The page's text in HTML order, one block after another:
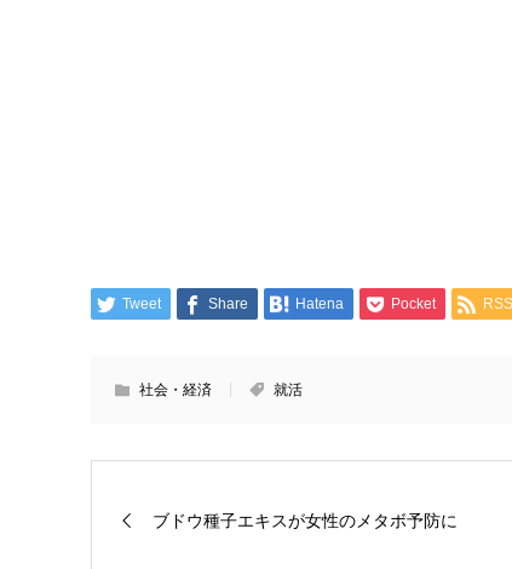
Tweet Share Hatena Pocket RSS
社会・経済 就活
ブドウ種子エキスが女性のメタボ予防に